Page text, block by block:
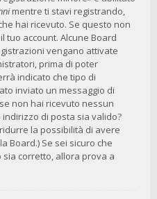
mentre ti stavi registrando,
hai ricevuto. Se questo non
tuo account. Alcune Board
vengano attivate
prima di poter
indicato che tipo di
inviato un messaggio di
non hai ricevuto nessun
indirizzo di posta sia valido?
la possibilità di avere
Board.) Se sei sicuro che
sia corretto, allora prova a